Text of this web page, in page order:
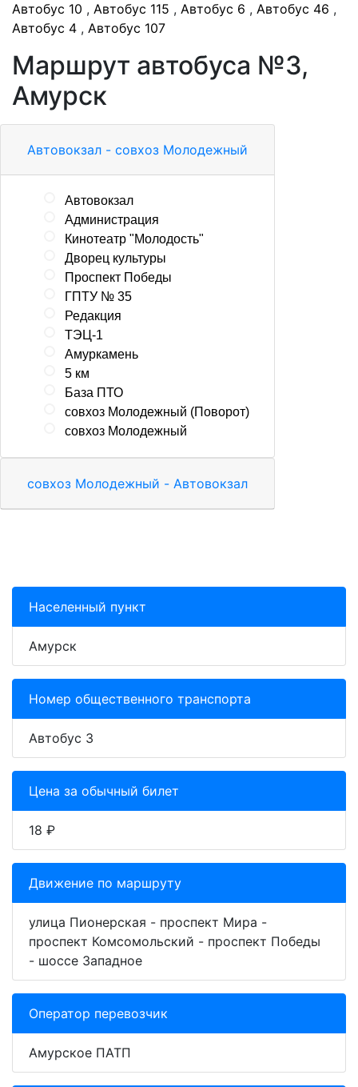
Автобус 10 , Автобус 115 , Автобус 6 , Автобус 46 ,
Автобус 4 , Автобус 107
Маршрут автобуса №3,
Амурск
Автовокзал - совхоз Молодежный
Автовокзал
Администрация
Кинотеатр "Молодость"
Дворец культуры
Проспект Победы
ГПТУ № 35
Редакция
ТЭЦ-1
Амуркамень
5 км
База ПТО
совхоз Молодежный (Поворот)
совхоз Молодежный
совхоз Молодежный - Автовокзал
Населенный пункт
Амурск
Номер общественного транспорта
Автобус 3
Цена за обычный билет
18 ₽
Движение по маршруту
улица Пионерская - проспект Мира -
проспект Комсомольский - проспект Победы
- шоссе Западное
Оператор перевозчик
Амурское ПАТП